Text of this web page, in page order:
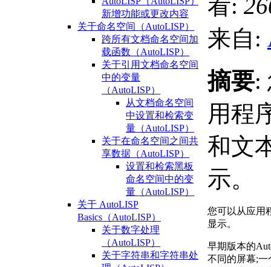
新增功能或更改内容
关于命名空间（AutoLISP）
跨所有文档命名空间加
载函数（AutoLISP）
关于引用文档命名空间
中的变量
（AutoLISP）
从文档命名空间
中设置和检索变
量（AutoLISP）
关于在命名空间之间共
享数据（AutoLISP）
设置和检索黑板
命名空间中的变
量（AutoLISP）
关于 AutoLISP
Basics（AutoLISP）
关于数字处理
（AutoLISP）
关于字符串和字符串处
看:
来自:
摘要:
用程
和文
示。
您可以从应用
显示。
早期版本的
不同的屏幕;